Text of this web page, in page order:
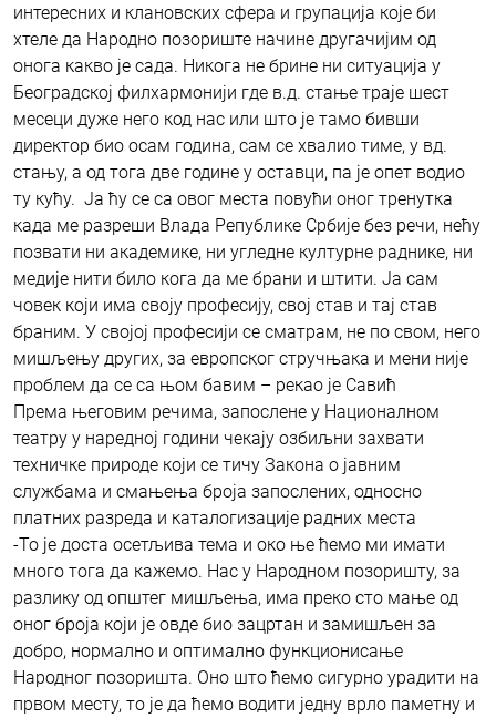
интересних и клановских сфера и групација које би
хтеле да Народно позориште начине другачијим од
онога какво је сада. Никога не брине ни ситуација у
Београдској филхармонији где в.д. стање траје шест
месеци дуже него код нас или што је тамо бивши
директор био осам година, сам се хвалио тиме, у вд.
стању, а од тога две године у оставци, па је опет водио
ту кућу. Ја ћу се са овог места повући оног тренутка
када ме разреши Влада Републике Србије без речи, нећу
позвати ни академике, ни угледне културне раднике, ни
медије нити било кога да ме брани и штити. Ја сам
човек који има своју професију, свој став и тај став
браним. У својој професији се сматрам, не по свом, него
мишљењу других, за европског стручњака и мени није
проблем да се са њом бавим – рекао је Савић
Према његовим речима, запослене у Националном
театру у наредној години чекају озбиљни захвати
техничке природе који се тичу Закона о јавним
службама и смањења броја запослених, односно
платних разреда и каталогизације радних места
-То је доста осетљива тема и око ње ћемо ми имати
много тога да кажемо. Нас у Народном позоришту, за
разлику од општег мишљења, има преко сто мање од
оног броја који је овде био зацртан и замишљен за
добро, нормално и оптимално функционисање
Народног позоришта. Оно што ћемо сигурно урадити на
првом месту, то је да ћемо водити једну врло паметну и